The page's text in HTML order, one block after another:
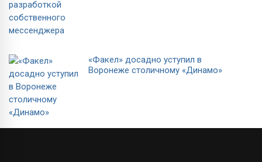
«Факел» досадно уступил в
Воронеже столичному «Динамо»